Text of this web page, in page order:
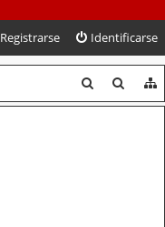
Identificarse
Registrarse
u
u